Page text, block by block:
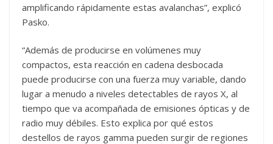
amplificando rápidamente estas avalanchas”, explicó
Pasko.
“Además de producirse en volúmenes muy
compactos, esta reacción en cadena desbocada
puede producirse con una fuerza muy variable, dando
lugar a menudo a niveles detectables de rayos X, al
tiempo que va acompañada de emisiones ópticas y de
radio muy débiles. Esto explica por qué estos
destellos de rayos gamma pueden surgir de regiones